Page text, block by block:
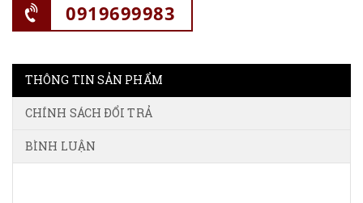
0919699983
THÔNG TIN SẢN PHẨM
CHÍNH SÁCH ĐỔI TRẢ
BÌNH LUẬN